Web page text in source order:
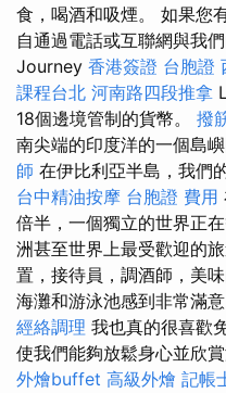
食，喝酒和吸煙。 如果您
自通過電話或互聯網與我
Journey 香港簽證 台胞證
課程台北 河南路四段推拿
18個邊境管制的貨幣。 撥
南尖端的印度洋的一個島
師 在伊比利亞半島，我們
台中精油按摩 台胞證 費用
倍半，一個獨立的世界正
洲甚至世界上最受歡迎的
置，接待員，調酒師，美
海灘和游泳池感到非常滿意
經絡調理 我也真的很喜歡
使我們能夠放鬆身心並欣
外燴buffet 高級外燴 記帳